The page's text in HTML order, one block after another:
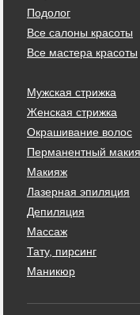
Подолог
Все салоны красоты
Все мастера красоты
Мужская стрижка
Женская стрижка
Окрашивание волос
Перманентный
Макияж
Лазерная эпиляция
Депиляция
Массаж
Тату, пирсинг
Маникюр